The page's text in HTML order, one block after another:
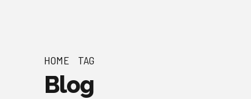
HOME TAG
Blog